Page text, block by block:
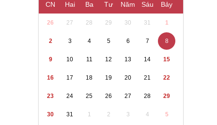
CN Hai Ba Tư Năm Sáu Bảy
26 27 28 29 30 31 1
2 3 4 5 6 7 8
9 10 11 12 13 14 15
16 17 18 19 20 21 22
23 24 25 26 27 28 29
30 31 1 2 3 4 5